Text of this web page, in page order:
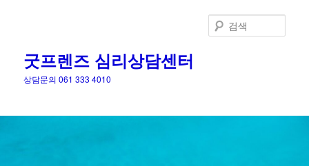
굿프렌즈 심리상담센터
상담문의 061 333 4010
색